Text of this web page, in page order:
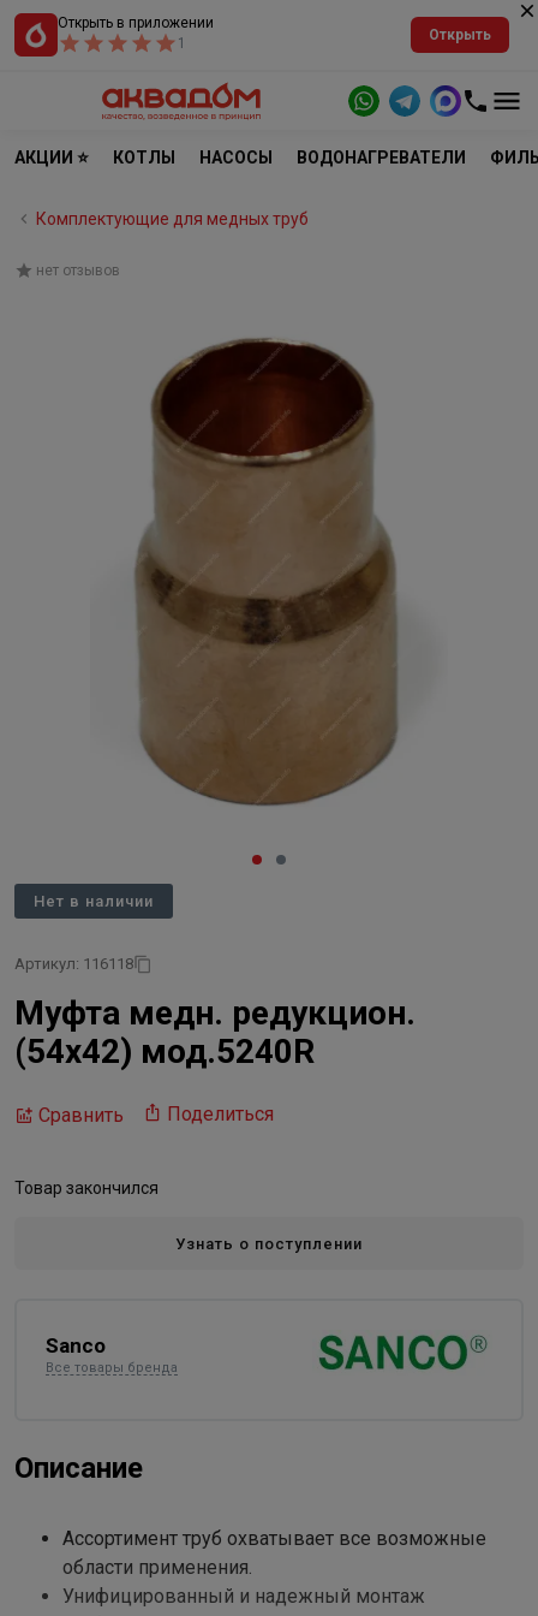
Открыть в приложении
1
Открыть
АКЦИИ ⭐ КОТЛЫ НАСОСЫ ВОДОНАГРЕВАТЕЛИ
Комплектующие для медных труб
нет отзывов
Нет в наличии
Артикул: 116118
Муфта медн. редукцион.
(54х42) мод.5240R
Сравнить Поделиться
Товар закончился
Узнать о поступлении
Sanco
Все товары бренда
Описание
Ассортимент труб охватывает все возможные
области применения.
Унифицированный и надежный монтаж